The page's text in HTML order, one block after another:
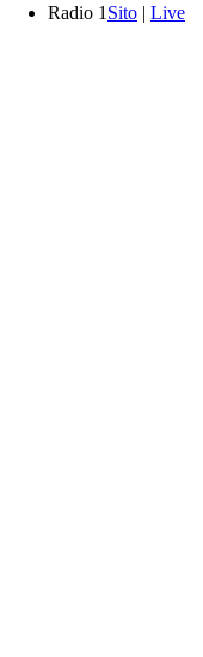
Radio 1 Sito | Live